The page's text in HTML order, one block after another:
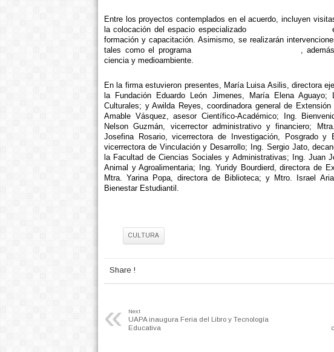
Entre los proyectos contemplados en el acuerdo, incluyen
la colocación del espacio especializado
formación y capacitación. Asimismo, se realizarán
tales como el programa
,
ciencia y medioambiente.
En la firma estuvieron presentes, María Luisa Asilis, directora
la Fundación Eduardo León Jimenes, María Elena
Culturales; y Awilda Reyes, coordinadora general de
Amable Vásquez, asesor Científico-Académico; Ing.
Nelson Guzmán, vicerrector administrativo y financiero;
Josefina Rosario, vicerrectora de Investigación, Posgrado y
vicerrectora de Vinculación y Desarrollo; Ing. Sergio Jato,
la Facultad de Ciencias Sociales y Administrativas; Ing. Juan
Animal y Agroalimentaria; Ing. Yuridy Bourdierd, directora de
Mtra. Yarina Popa, directora de Biblioteca; y Mtro. Israel
Bienestar Estudiantil.
CULTURA
Share !
« Next
UAPA inaugura Feria del Libro y Tecnología
Educativa